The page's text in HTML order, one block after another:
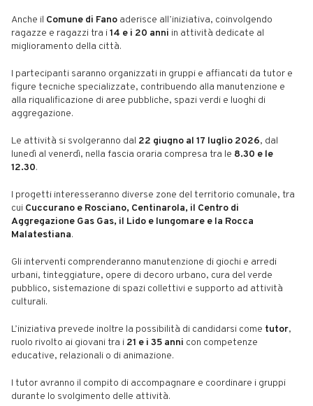
Anche il Comune di Fano aderisce all’iniziativa, coinvolgendo
ragazze e ragazzi tra i14 e i 20 anni in attività dedicate al
miglioramento della città.
I partecipanti saranno organizzati in gruppi e affiancati da tutor e
figure tecniche specializzate, contribuendo alla manutenzione e
alla riqualificazione di aree pubbliche, spazi verdi e luoghi di
aggregazione.
Le attività si svolgeranno dal 22 giugno al 17 luglio 2026, dal
lunedì al venerdì, nella fascia oraria compresa tra le 8.30 e le
12.30.
I progetti interesseranno diverse zone del territorio comunale, tra
cui Cuccurano e Rosciano, Centinarola, il Centro di
Aggregazione Gas Gas, il Lido e lungomare e la Rocca
Malatestiana.
Gli interventi comprenderanno manutenzione di giochi e arredi
urbani, tinteggiature, opere di decoro urbano, cura del verde
pubblico, sistemazione di spazi collettivi e supporto ad attività
culturali.
L’iniziativa prevede inoltre la possibilità di candidarsi come tutor,
ruolo rivolto ai giovani tra i 21 e i 35 anni con competenze
educative, relazionali o di animazione.
I tutor avranno il compito di accompagnare e coordinare i gruppi
durante lo svolgimento delle attività.